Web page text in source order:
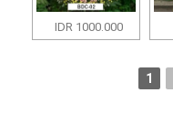
IDR 1000.000
1